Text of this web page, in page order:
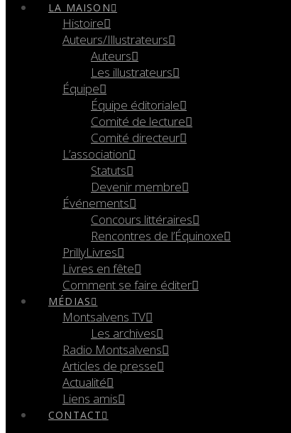
LA MAISON
Histoire
Auteurs/Illustrateurs
Auteurs
Les illustrateurs
Équipe
Équipe éditoriale
Comité de lecture
Comité directeur
L’association
Statuts
Devenir membre
Événements
Concours littéraires
Rencontres de l’Équinoxe
PrillyLivres
Livres en fête
Comment se faire éditer
MÉDIAS
Montsalvens TV
Les archives
Radio Montsalvens
Articles de presse
Actualité
Liens amis
CONTACT